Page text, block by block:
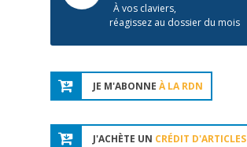
À vos claviers,
réagissez au dossier du mois
JE M'ABONNE À LA RDN
J'ACHÈTE UN CRÉDIT D'ARTICLES